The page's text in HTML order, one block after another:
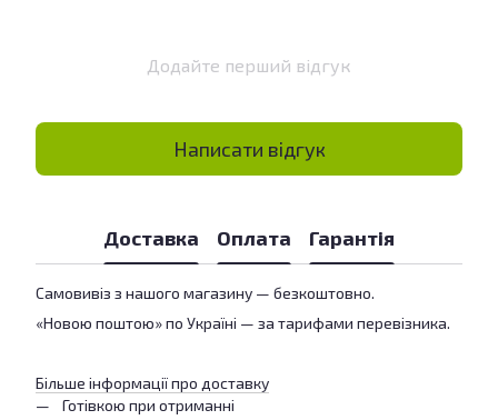
Додайте перший відгук
Написати відгук
Доставка Оплата Гарантія
Самовивіз з нашого магазину — безкоштовно.
«Новою поштою» по Україні — за тарифами перевізника.
Більше інформації про доставку
Готівкою при отриманні